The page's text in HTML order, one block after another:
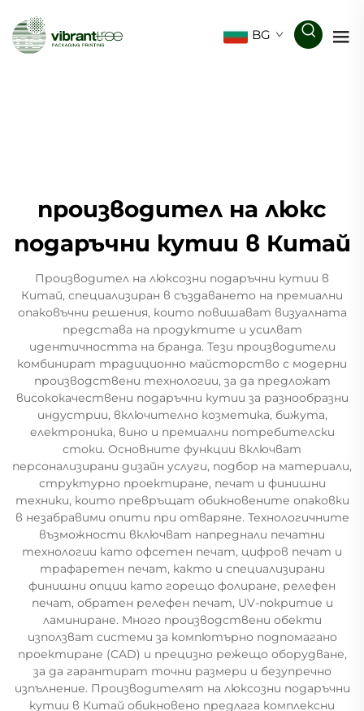
BG
производител на люкс
подаръчни кутии в Китай
Производител на люксозни подаръчни кутии в
Китай, специализиран в създаването на премиални
опаковъчни решения, които повишават визуалната
представа на продуктите и усилват
идентичността на бранда. Тези производители
комбинират традиционно майсторство с модерни
производствени технологии, за да предложат
висококачествени подаръчни кутии за разнообразни
индустрии, включително козметика, бижута,
електроника, вино и премиални потребителски
стоки. Основните функции включват
персонализирани дизайн услуги, подбор на материали,
структурно проектиране, печат и финишни
техники, които превръщат обикновените опаковки
в незабравими опити при отваряне. Технологичните
възможности включват напреднали печатни
технологии като офсетен печат, цифров печат и
трафаретен печат, както и специализирани
финишни опции като горещо фолиране, релефен
печат, обратен релефен печат, UV-покритие и
ламиниране. Много производствени обекти
използват системи за компютърно подпомагано
проектиране (CAD) и прецизно режещо оборудване,
за да гарантират точни размери и безупречно
изпълнение. Производителят на люксозни подаръчни
кутии в Китай обикновено предлага комплексни